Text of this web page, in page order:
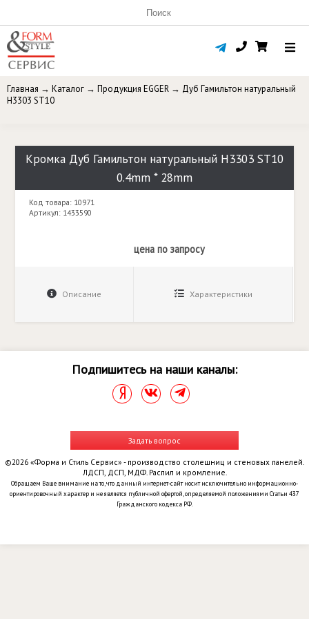
Главная → Каталог → Продукция EGGER → Дуб Гамильтон натуральный
H3303 ST10
Кромка Дуб Гамильтон натуральный H3303 ST10
0.4mm * 28mm
Код товара: 10971
Артикул: 1433590
цена по запросу
Описание Характеристики
Подпишитесь на наши каналы:
Задать вопрос
©2026 «Форма и Стиль Сервис» - производство столешниц и стеновых панелей.
ЛДСП, ДСП, МДФ. Распил и кромление.
Обращаем Ваше внимание на то, что данный интернет-сайт носит исключительно информационно-
ориентировочный характер и не является публичной офертой, определяемой положениями Статьи 437
Гражданского кодекса РФ.